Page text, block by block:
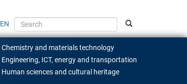
EN
Chemistry and materials technology
Engineering, ICT, energy and transportation
Human sciences and cultural heritage